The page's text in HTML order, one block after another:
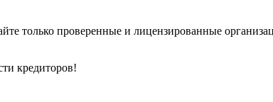
только проверенные и лицензированные
кредиторов!